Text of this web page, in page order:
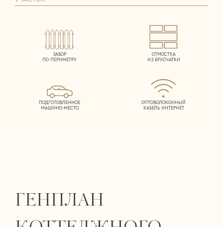
ЗАБОР
ПО ПЕРИМЕТРУ
ОТМОСТКА
ИЗ БРУСЧАТКИ
ПОДГОТОВЛЕННОЕ
МАШИНО-МЕСТО
ОПТОВОЛОКОННЫЙ
КАБЕЛЬ ИНТЕРНЕТ
ГЕНПЛАН